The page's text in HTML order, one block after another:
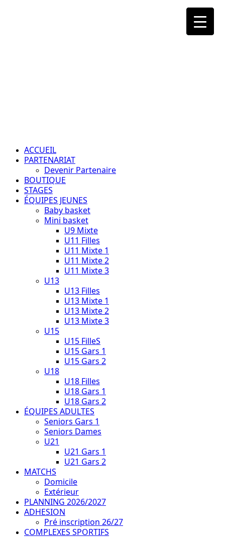
ACCUEIL
PARTENARIAT
Devenir Partenaire
BOUTIQUE
STAGES
ÉQUIPES JEUNES
Baby basket
Mini basket
U9 Mixte
U11 Filles
U11 Mixte 1
U11 Mixte 2
U11 Mixte 3
U13
U13 Filles
U13 Mixte 1
U13 Mixte 2
U13 Mixte 3
U15
U15 FilleS
U15 Gars 1
U15 Gars 2
U18
U18 Filles
U18 Gars 1
U18 Gars 2
ÉQUIPES ADULTES
Seniors Gars 1
Seniors Dames
U21
U21 Gars 1
U21 Gars 2
MATCHS
Domicile
Extérieur
PLANNING 2026/2027
ADHESION
Pré inscription 26/27
COMPLEXES SPORTIFS